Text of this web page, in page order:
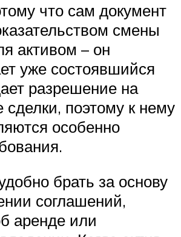
что сам документ
смены
активом – он
уже состоявшийся
разрешение на
поэтому к нему
особенно
брать за основу
соглашений,
аренде или